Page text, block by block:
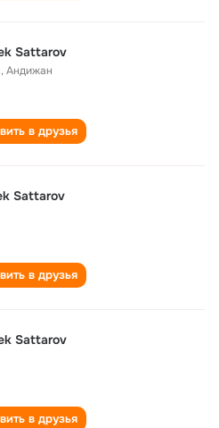
Sattarov
,Андижан
в друзья
Sattarov
в друзья
Sattarov
в друзья